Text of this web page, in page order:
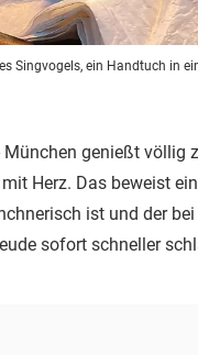
Singvogels, ein Handtuch in
München genießt völlig
Herz. Das beweist
ist und der
sofort schneller